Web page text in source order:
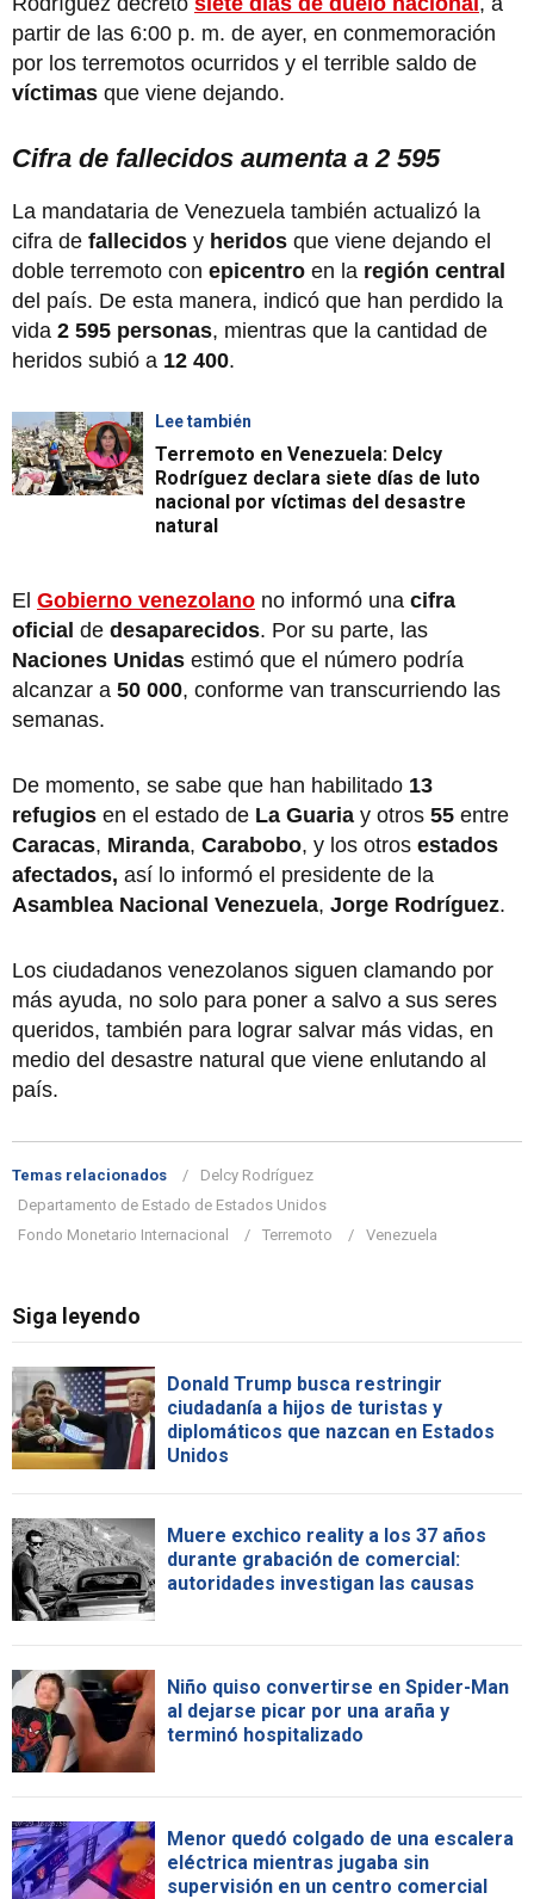
partir de las 6:00 p. m. de ayer, en conmemoración
por los terremotos ocurridos y el terrible saldo de
víctimas que viene dejando.
Cifra de fallecidos aumenta a 2 595
La mandataria de Venezuela también actualizó la
cifra de fallecidos y heridos que viene dejando el
doble terremoto con epicentro en la región central
del país. De esta manera, indicó que han perdido la
vida 2 595 personas, mientras que la cantidad de
heridos subió a 12 400.
Lee también
Terremoto en Venezuela: Delcy
Rodríguez declara siete días de luto
nacional por víctimas del desastre
natural
El Gobierno venezolano no informó una cifra
oficial de desaparecidos. Por su parte, las
Naciones Unidas estimó que el número podría
alcanzar a 50 000, conforme van transcurriendo las
semanas.
De momento, se sabe que han habilitado 13
refugios en el estado de La Guaria y otros 55 entre
Caracas, Miranda, Carabobo, y los otros estados
afectados, así lo informó el presidente de la
Asamblea Nacional Venezuela, Jorge Rodríguez.
Los ciudadanos venezolanos siguen clamando por
más ayuda, no solo para poner a salvo a sus seres
queridos, también para lograr salvar más vidas, en
medio del desastre natural que viene enlutando al
país.
Temas relacionados
Delcy Rodríguez
Departamento de Estado de Estados Unidos
Fondo Monetario Internacional
Terremoto Venezuela
Siga leyendo
Donald Trump busca restringir
ciudadanía a hijos de turistas y
diplomáticos que nazcan en Estados
Unidos
Muere exchico reality a los 37 años
durante grabación de comercial:
autoridades investigan las causas
Niño quiso convertirse en Spider-Man
al dejarse picar por una araña y
terminó hospitalizado
Menor quedó colgado de una escalera
eléctrica mientras jugaba sin
supervisión en un centro comercial